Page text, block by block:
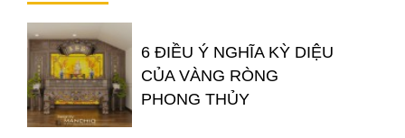
6 ĐIỀU Ý NGHĨA KỲ DIỆU
CỦA VÀNG RÒNG
PHONG THỦY